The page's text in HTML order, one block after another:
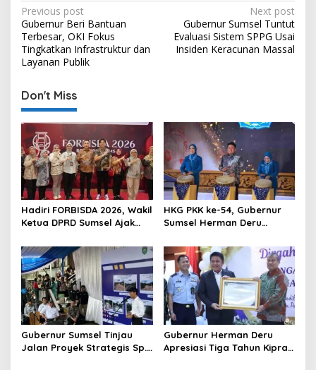
P
o
s
t
n
a
v
i
g
a
t
i
o
n
Previous post
Gubernur Beri Bantuan
Terbesar, OKI Fokus
Tingkatkan Infrastruktur dan
Layanan Publik
Next post
Gubernur Sumsel Tuntut
Evaluasi Sistem SPPG Usai
Insiden Keracunan Massal
Don't Miss
Hadiri FORBISDA 2026, Wakil
Ketua DPRD Sumsel Ajak
Kekuatan Ekonomi Baru
HKG PKK ke-54, Gubernur
Sumsel Herman Deru
dan Penguatan Peran
Perempuan
Gubernur Sumsel Tinjau
Jalan Proyek Strategis Sp.
Gubernur Herman Deru
Apresiasi Tiga Tahun Kiprah